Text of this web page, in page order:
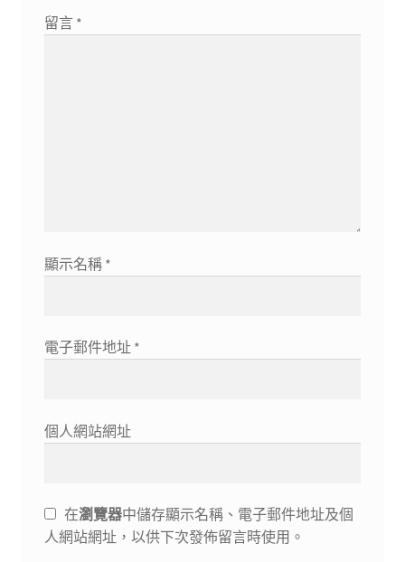
留言 *
顯示名稱 *
電子郵件地址 *
個人網站網址
在瀏覽器中儲存顯示名稱、電子郵件地址及個
人網站網址，以供下次發佈留言時使用。